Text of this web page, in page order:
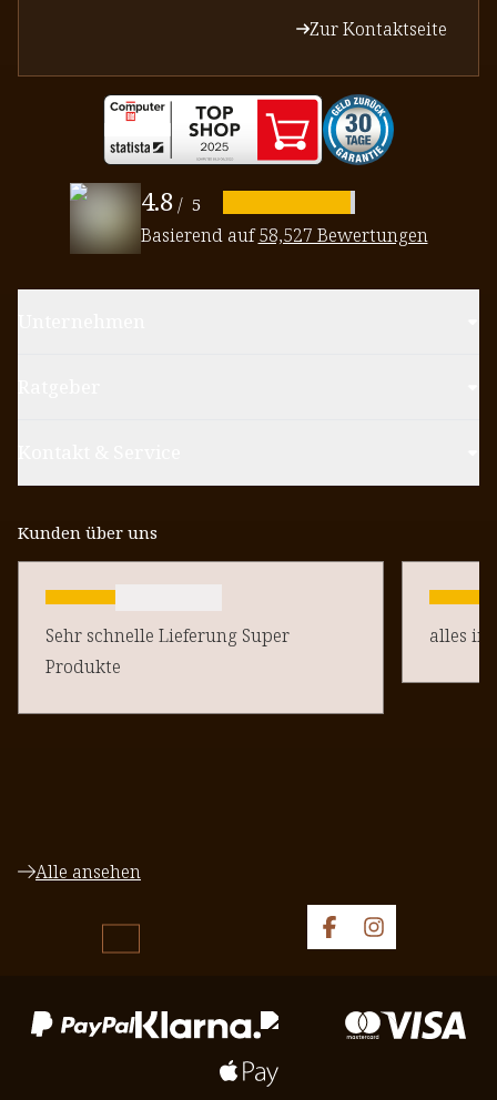
Zur Kontaktseite
4.8 / 5
Basierend auf58,527 Bewertungen
Kunden über uns
Sehr schnelle Lieferung Super
Produkte
alles in
Alle ansehen